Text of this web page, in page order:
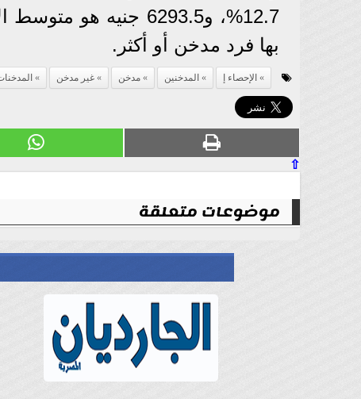
12.7%، و6293.5
بها فرد مدخن أو أكثر.
الإحصاء إ المدخنين مدخن غير مدخن
⇧
موضوعات متعلقة